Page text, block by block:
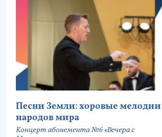
Песни Земли: хоровые мелодии
народов мира
Концерт абонемента №6 «Вечера с